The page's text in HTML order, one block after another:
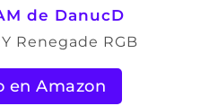
de DanucD
Renegade RGB
en Amazon